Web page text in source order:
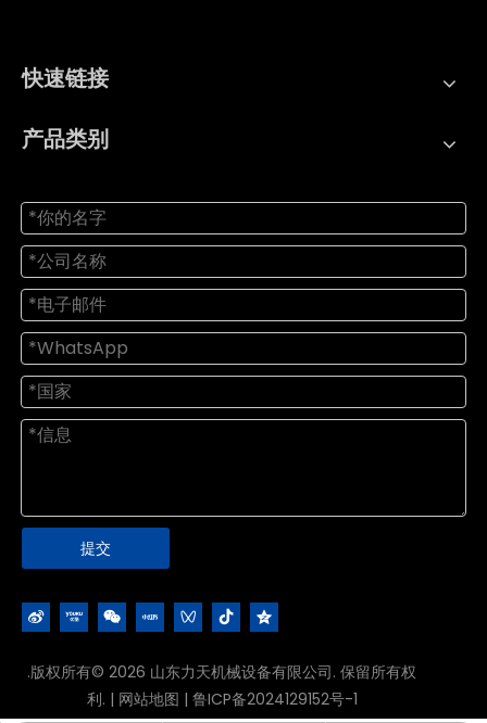
快速链接
产品类别
提交
.版权所有© 2026 山东力天机械设备有限公司. 保留所有权
利. | 网站地图 | 鲁ICP备2024129152号-1